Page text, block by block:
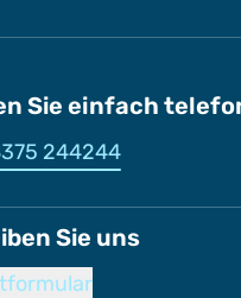
Sie einfach
244244
Sie uns